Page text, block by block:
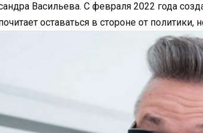
Васильева. С февраля 2022 года
оставаться в стороне от политики,